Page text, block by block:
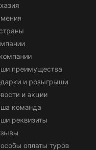
преимущества
и розыгрыши
и акции
команда
реквизиты
оплаты туров